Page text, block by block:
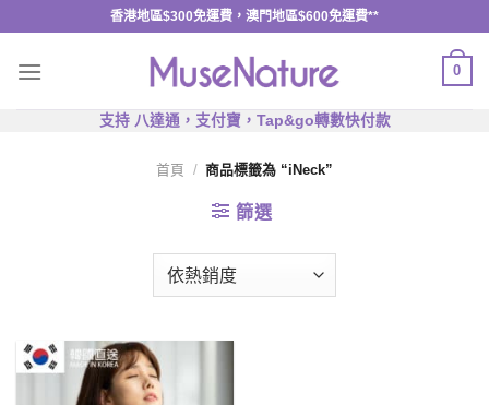
content
香港地區$300免運費，澳門地區$600免運費**
0
支持 八達通，支付寶，Tap&go轉數快付款
首頁 / 商品標籤為 “iNeck”
篩選